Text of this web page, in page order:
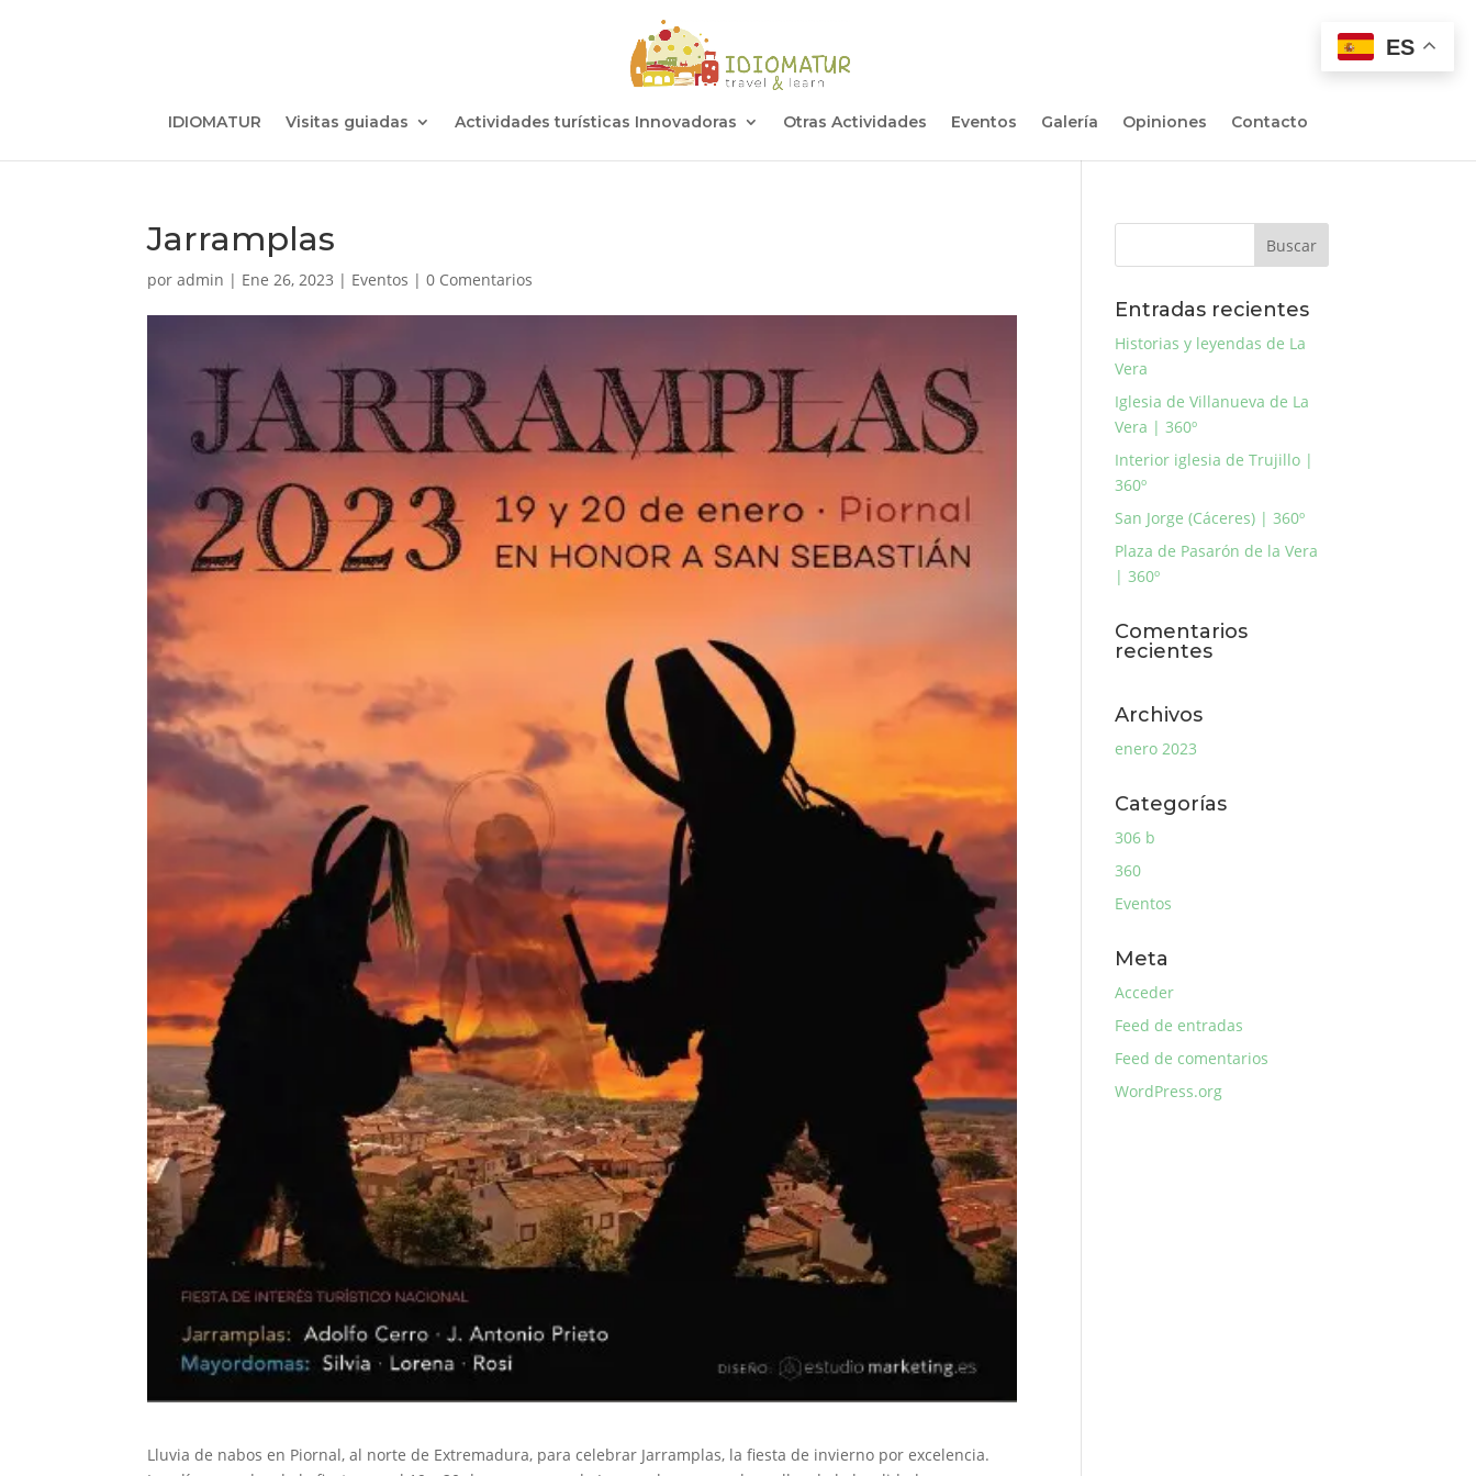
IDIOMATUR Visitas guiadas Actividades turísticas Innovadoras Otras Actividades Eventos Galería Opiniones Contacto
Jarramplas
poradmin | Ene 26, 2023 | Eventos |0 Comentarios
Lluvia de nabos en Piornal, al norte de Extremadura, para celebrar Jarramplas, la fiesta de invierno por excelencia.
Entradas recientes
Historias y leyendas de La
Vera
Iglesia de Villanueva de La
Vera | 360º
Interior iglesia de Trujillo |
360º
San Jorge (Cáceres) | 360º
Plaza de Pasarón de la Vera
| 360º
Comentarios
recientes
Archivos
enero 2023
Categorías
306 b
360
Eventos
Meta
Acceder
Feed de entradas
Feed de comentarios
WordPress.org
ES